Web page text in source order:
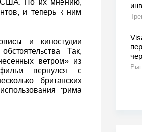
США. По их мнению,
и теперь к ним
и киностудии
Так,
ветром» из
вернулся с
британских
грима